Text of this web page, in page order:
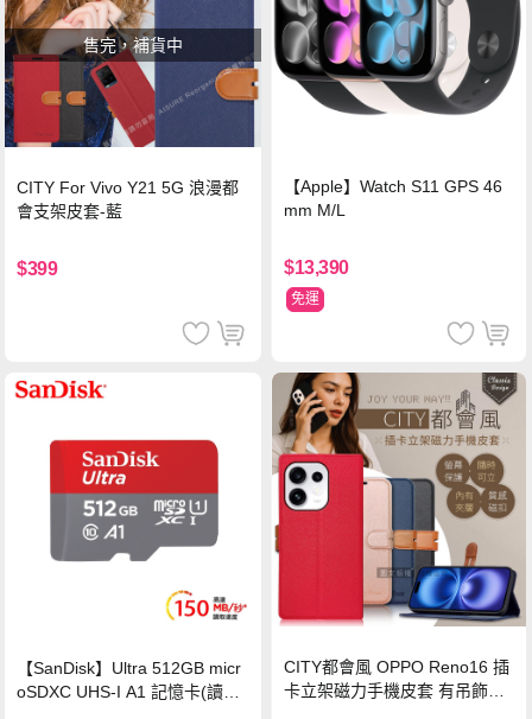
售完，補貨中
CITY For Vivo Y21 5G 浪漫都
會支架皮套-藍
$399
【Apple】Watch S11 GPS 46
mm M/L
$13,390
免運
【SanDisk】Ultra 512GB micr
oSDXC UHS-I A1 記憶卡(讀取
CITY都會風 OPPO Reno16 插
卡立架磁力手機皮套 有吊飾孔